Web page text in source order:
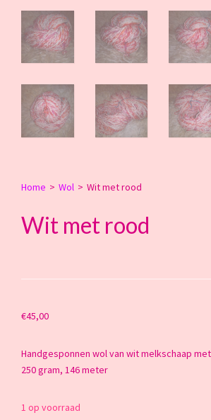
Home > Wol > Wit met rood
Wit met rood
€45,00
Handgesponnen wol van wit melkschaap
250 gram, 146 meter
1 op voorraad